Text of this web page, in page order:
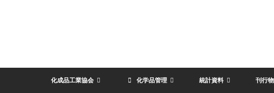
化成品工業協会 化学品管理 統計資料 刊行物